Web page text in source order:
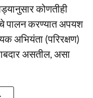
कोणतीही
पालन करण्यात अपयश
अभियंता (परिरक्षण)
असतील, असा